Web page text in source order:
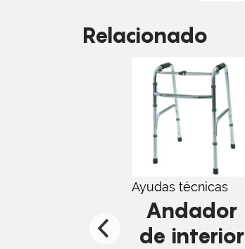
Relacionado
Ayudas técnicas
Andador
de interior